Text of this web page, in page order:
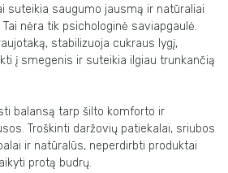
suteikia saugumo jausmą ir natūraliai
nėra tik psichologinė saviapgaulė.
stabilizuoja cukraus lygį,
į smegenis ir suteikia ilgiau trunkančią
balansą tarp šilto komforto ir
Troškinti daržovių patiekalai, sriubos
ir natūralūs, neperdirbti produktai
protą budrų.